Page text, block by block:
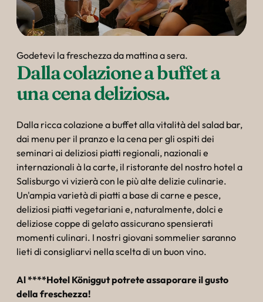
Godetevi la freschezza da mattina a sera.
Dalla colazione a buffet a
una cena deliziosa.
Dalla ricca colazione a buffet alla vitalità del salad bar,
dai menu per il pranzo e la cena per gli ospiti dei
seminari ai deliziosi piatti regionali, nazionali e
internazionali à la carte, il ristorante del nostro hotel a
Salisburgo vi vizierà con le più alte delizie culinarie.
Un'ampia varietà di piatti a base di carne e pesce,
deliziosi piatti vegetariani e, naturalmente, dolci e
deliziose coppe di gelato assicurano spensierati
momenti culinari. I nostri giovani sommelier saranno
lieti di consigliarvi nella scelta di un buon vino.
Al ****Hotel Königgut potrete assaporare il gusto
della freschezza!